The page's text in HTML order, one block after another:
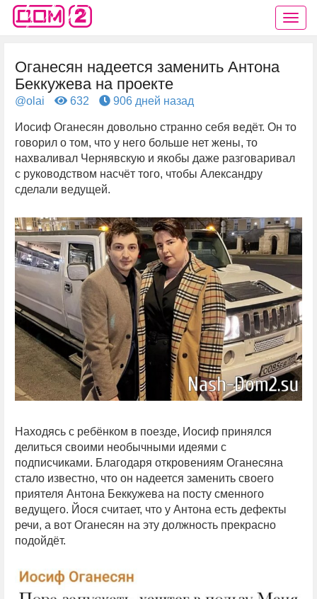
Оганесян надеется заменить Антона
Беккужева на проекте
@olai 632 906 дней назад
Иосиф Оганесян довольно странно себя ведёт. Он то
говорил о том, что у него больше нет жены, то
нахваливал Чернявскую и якобы даже разговаривал
с руководством насчёт того, чтобы Александру
сделали ведущей.
Находясь с ребёнком в поезде, Иосиф принялся
делиться своими необычными идеями с
подписчиками. Благодаря откровениям Оганесяна
стало известно, что он надеется заменить своего
приятеля Антона Беккужева на посту сменного
ведущего. Йося считает, что у Антона есть дефекты
речи, а вот Оганесян на эту должность прекрасно
подойдёт.